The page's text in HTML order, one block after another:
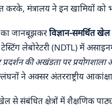
करके, मंत्रालय ने इन खामियों
का जानबूझकरविज्ञान-समर्थित
लेबोरेटरी (NDTL) में
की अखंडता पर प्रयोगशाला
ने अक्सर अंतरराष्ट्रीय
से संबंधित क्षेत्रों में शैक्षणिक